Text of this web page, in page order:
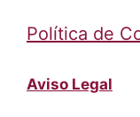
Política de
Aviso Legal